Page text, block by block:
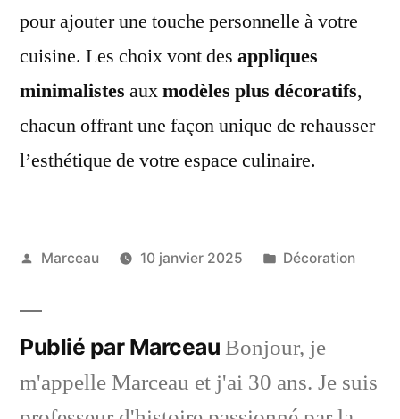
pour ajouter une touche personnelle à votre
cuisine. Les choix vont des appliques
minimalistes auxmodèles plus décoratifs,
chacun offrant une façon unique de rehausser
l’esthétique de votre espace culinaire.
Publié
Marceau 10 janvier 2025
Publié
Décoration
Publié par Marceau Bonjour, je
m'appelle Marceau et j'ai 30 ans. Je suis